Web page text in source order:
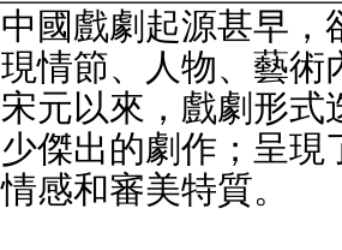
中國戲劇起源甚早，
現情節、人物、藝術
宋元以來，戲劇形式
少傑出的劇作；呈現
情感和審美特質。